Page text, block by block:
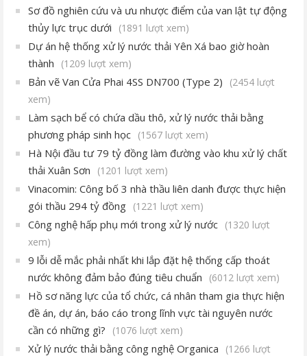
Sơ đồ nghiên cứu và ưu nhược điểm của van lật tự động
thủy lực trục dưới
(1891 lượt xem)
Dự án hệ thống xử lý nước thải Yên Xá bao giờ hoàn
thành
(1209 lượt xem)
Bản vẽ Van Cửa Phai 4SS DN700 (Type 2)
(2454 lượt
xem)
Làm sạch bể có chứa dầu thô, xử lý nước thải bằng
phương pháp sinh học (1567 lượt xem)
Hà Nội đầu tư 79 tỷ đồng làm đường vào khu xử lý chất
thải Xuân Sơn
(1201 lượt xem)
Vinacomin: Công bố 3 nhà thầu liên danh được thực hiện
gói thầu 294 tỷ đồng (1221 lượt xem)
Công nghệ hấp phụ mới trong xử lý nước (1320 lượt
xem)
9 lỗi dễ mắc phải nhất khi lắp đặt hệ thống cấp thoát
nước không đảm bảo đúng tiêu chuẩn
(6012 lượt xem)
Hồ sơ năng lực của tổ chức, cá nhân tham gia thực hiện
đề án, dự án, báo cáo trong lĩnh vực tài nguyên nước
cần có những gì?
(1076 lượt xem)
Xử lý nước thải bằng công nghệ Organica
(1266 lượt